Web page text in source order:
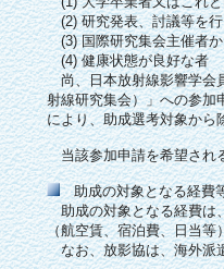
(2) 研究発表、討議等を行
(3) 国際研究集会主催者か
(4) 健康状態が良好な者
尚、日本放射線影響学会
射線研究集会）」への参加
により、助成選考対象から
当該参加申請を希望され
助成の対象となる経費
助成の対象となる経費は
（航空賃、宿泊費、日当等
なお、放影協は、海外派